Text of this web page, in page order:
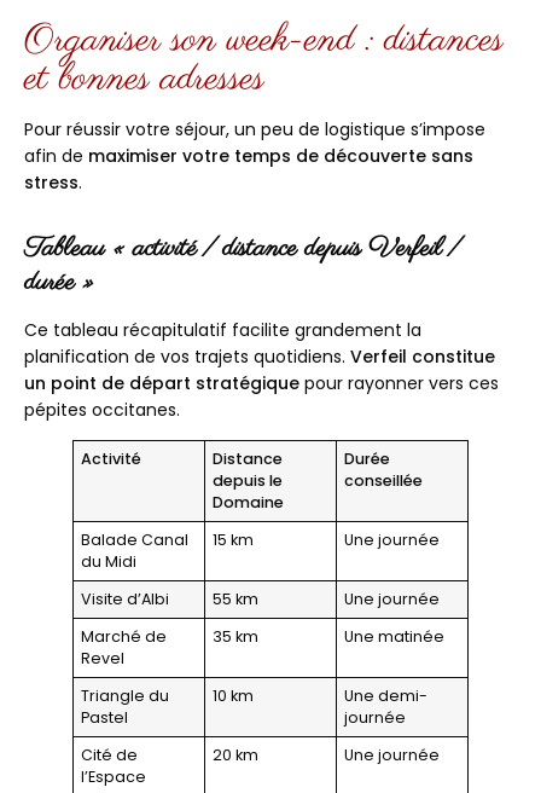
Organiser son week-end : distances
et bonnes adresses
Pour réussir votre séjour, un peu de logistique s’impose
afin de maximiser votre temps de découverte sans
stress.
Tableau « activité / distance depuis Verfeil /
durée »
Ce tableau récapitulatif facilite grandement la
planification de vos trajets quotidiens. Verfeil constitue
un point de départ stratégique pour rayonner vers ces
pépites occitanes.
Activité
Distance
depuis le
Domaine
Durée
conseillée
Balade Canal
du Midi
15 km Une journée
Visite d’Albi 55 km
Une journée
Marché de
Revel
35 km Une matinée
Triangle du
Pastel
10 km
Une demi-
journée
Cité de
l’Espace
20 km Une journée